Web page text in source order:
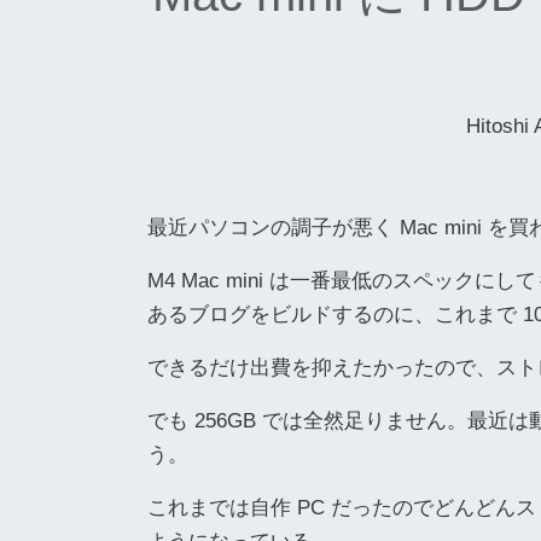
Hitoshi
最近パソコンの調子が悪く Mac mini を買
M4 Mac mini は一番最低のスペックにし
あるブログをビルドするのに、これまで
できるだけ出費を抑えたかったので、ス
でも 256GB では全然足りません。最近
う。
これまでは自作 PC だったのでどんどん